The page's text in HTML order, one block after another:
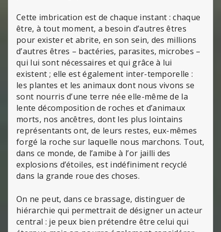
Cette imbrication est de chaque instant : chaque
être, à tout moment, a besoin d’autres êtres
pour exister et abrite, en son sein, des millions
d’autres êtres – bactéries, parasites, microbes –
qui lui sont nécessaires et qui grâce à lui
existent ; elle est également inter-temporelle :
les plantes et les animaux dont nous vivons se
sont nourris d’une terre née elle-même de la
lente décomposition de roches et d’animaux
morts, nos ancêtres, dont les plus lointains
représentants ont, de leurs restes, eux-mêmes
forgé la roche sur laquelle nous marchons. Tout,
dans ce monde, de l’amibe à l’or jailli des
explosions d’étoiles, est indéfiniment recyclé
dans la grande roue des choses.
On ne peut, dans ce brassage, distinguer de
hiérarchie qui permettrait de désigner un acteur
central : je peux bien prétendre être celui qui